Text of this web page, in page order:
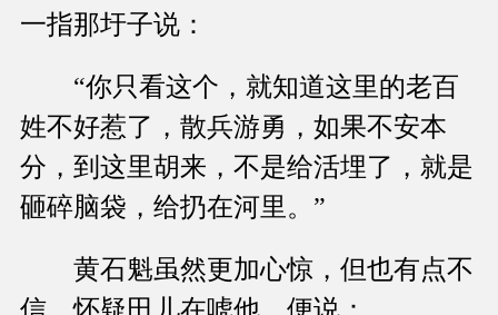
一指那圩子说：
“你只看这个，就知道这里的老百
姓不好惹了，散兵游勇，如果不安本
分，到这里胡来，不是给活埋了，就是
砸碎脑袋，给扔在河里。”
黄石魁虽然更加心惊，但也有点不